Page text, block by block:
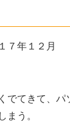
７年１２月
でてきて、パ
まう。